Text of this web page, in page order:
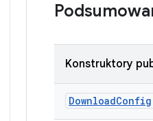
Konstruktory
DownloadConfig